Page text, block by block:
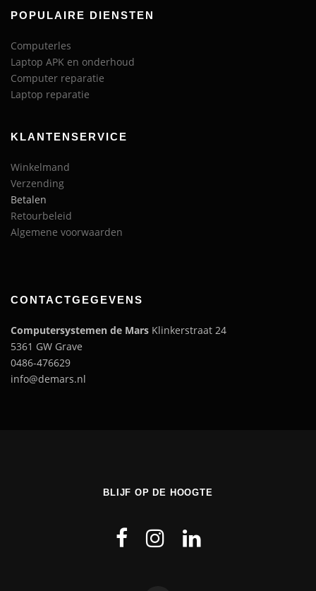
POPULAIRE DIENSTEN
Computerles
Laptop APK en onderhoud
Computer reparatie
Laptop reparatie
KLANTENSERVICE
Winkelmand
Verzending
Betalen
Retourbeleid
Algemene voorwaarden
CONTACTGEGEVENS
Computersystemen de Mars Klinkerstraat 24
5361 GW Grave
0486-476629
info@demars.nl
BLIJF OP DE HOOGTE